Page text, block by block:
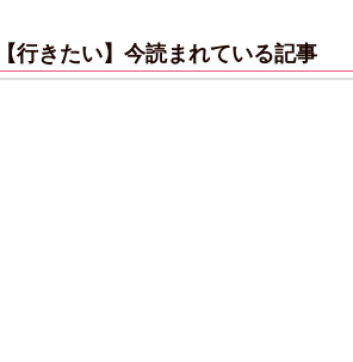
【行きたい】今読まれている記事